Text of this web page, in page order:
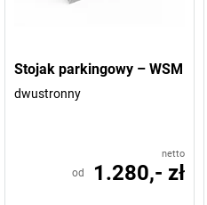
Stojak parkingowy – WSM
dwustronny
netto
od 1.280,- zł